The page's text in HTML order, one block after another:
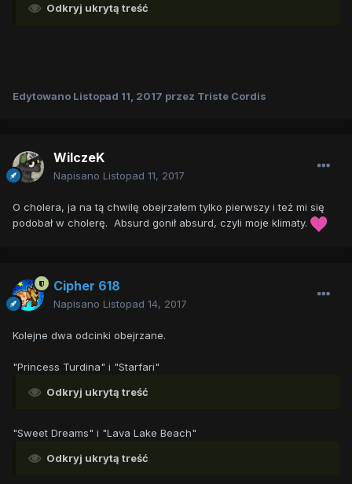
Odkryj ukrytą treść
Edytowano Listopad 11, 2017 przez Triste Cordis
WilczeK
Napisano Listopad 11, 2017
O cholera, ja na tą chwilę obejrzałem tylko pierwszy i też mi się
podobał w cholerę. Absurd gonił absurd, czyli moje klimaty.
Cipher 618
Napisano Listopad 14, 2017
Kolejne dwa odcinki obejrzane.
"Princess Turdina" i "Starfari"
Odkryj ukrytą treść
"Sweet Dreams" i "Lava Lake Beach"
Odkryj ukrytą treść